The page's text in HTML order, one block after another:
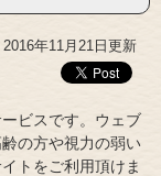
年11月21日更新
ビスです。ウェブ
の方や視力の弱い
トをご利用頂けま